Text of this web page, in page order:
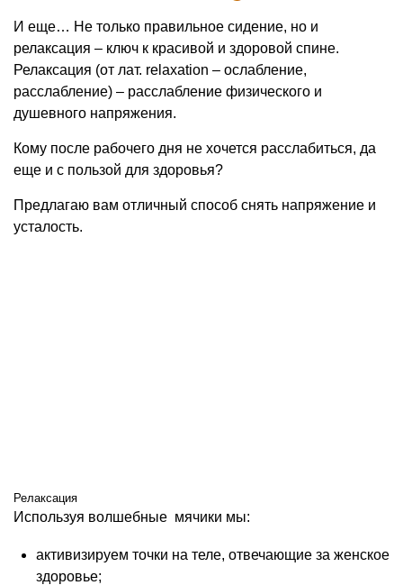
И еще… Не только правильное сидение, но и
релаксация – ключ к красивой и здоровой спине.
Релаксация (от лат. relaxation – ослабление,
расслабление) – расслабление физического и
душевного напряжения.
Кому после рабочего дня не хочется расслабиться, да
еще и с пользой для здоровья?
Предлагаю вам отличный способ снять напряжение и
усталость.
Релаксация
Используя волшебные мячики мы:
активизируем точки на теле, отвечающие за женское
здоровье;